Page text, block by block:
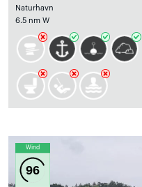
Naturhavn
6.5 nm W
Wind
96